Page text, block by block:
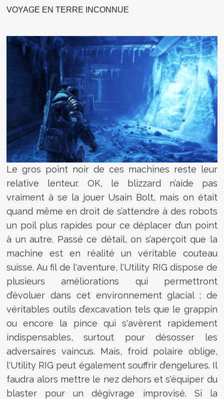
VOYAGE EN TERRE INCONNUE
Le gros point noir de ces machines reste leur
relative lenteur. OK, le blizzard n’aide pas
vraiment à se la jouer Usain Bolt, mais on était
quand même en droit de s’attendre à des robots
un poil plus rapides pour ce déplacer d’un point
à un autre. Passé ce détail, on s’aperçoit que la
machine est en réalité un véritable couteau
suisse. Au fil de l'aventure, l'Utility RIG dispose de
plusieurs améliorations qui permettront
d’évoluer dans cet environnement glacial ; de
véritables outils d’excavation tels que le grappin
ou encore la pince qui s'avèrent rapidement
indispensables, surtout pour désosser les
adversaires vaincus. Mais, froid polaire oblige,
l'Utility RIG peut également souffrir d’engelures. Il
faudra alors mettre le nez dehors et s'équiper du
blaster pour un dégivrage improvisé. Si la